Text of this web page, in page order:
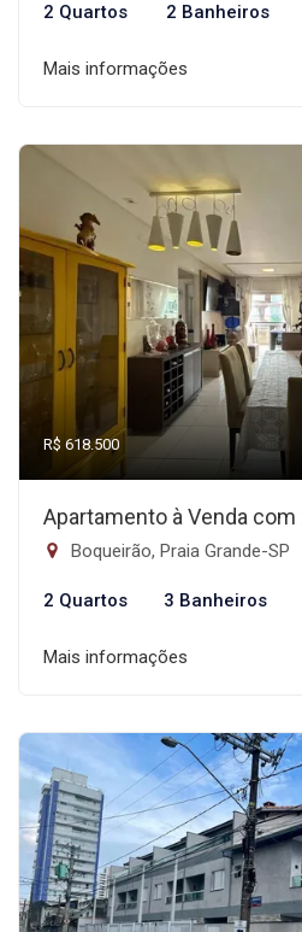
2 Quartos 2 Banheiros
Mais informações
R$ 618.500
Apartamento à Venda com
Boqueirão, Praia Grande-SP
2 Quartos 3 Banheiros
Mais informações